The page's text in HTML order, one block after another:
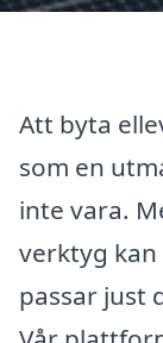
Att byta
som en
inte vara.
verktyg
passar just